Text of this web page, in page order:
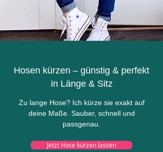
Hosen kürzen – günstig & perfekt
in Länge & Sitz
​Zu lange Hose? Ich kürze sie exakt auf
deine Maße. Sauber, schnell und
passgenau.
Jetzt Hose kürzen lassen